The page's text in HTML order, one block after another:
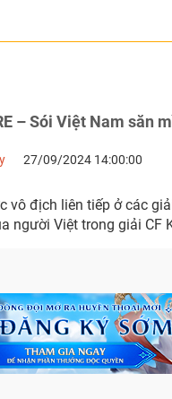
– Sói Việt Nam săn
27/09/2024 14:00:00
vô địch liên tiếp ở các
người Việt trong giải CF